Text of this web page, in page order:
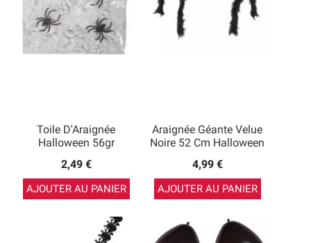
Toile D'Araignée
Halloween 56gr
2,49 €
AJOUTER AU PANIER
Araignée Géante Velue
Noire 52 Cm Halloween
4,99 €
AJOUTER AU PANIER